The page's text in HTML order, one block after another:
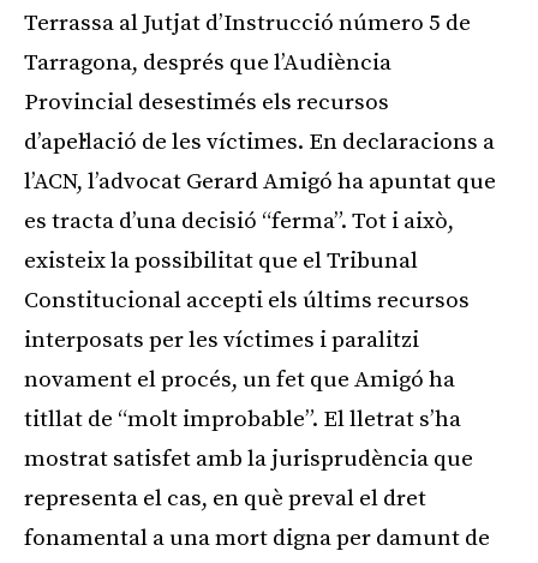
Terrassa al Jutjat d’Instrucció número 5 de
Tarragona, després que l’Audiència
Provincial desestimés els recursos
d’apel·lació de les víctimes. En declaracions a
l’ACN, l’advocat Gerard Amigó ha apuntat que
es tracta d’una decisió “ferma”. Tot i això,
existeix la possibilitat que el Tribunal
Constitucional accepti els últims recursos
interposats per les víctimes i paralitzi
novament el procés, un fet que Amigó ha
titllat de “molt improbable”. El lletrat s’ha
mostrat satisfet amb la jurisprudència que
representa el cas, en què preval el dret
fonamental a una mort digna per damunt de